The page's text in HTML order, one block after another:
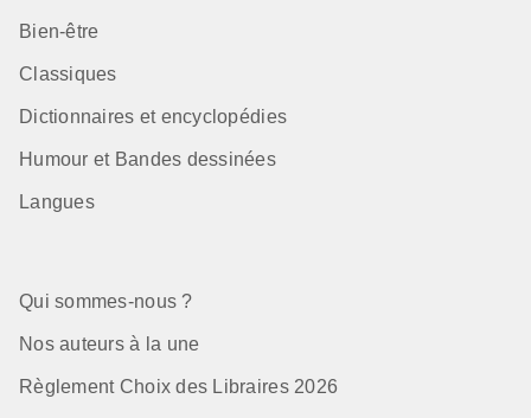
Bien-être
Classiques
Dictionnaires et encyclopédies
Humour et Bandes dessinées
Langues
Qui sommes-nous ?
Nos auteurs à la une
Règlement Choix des Libraires 2026